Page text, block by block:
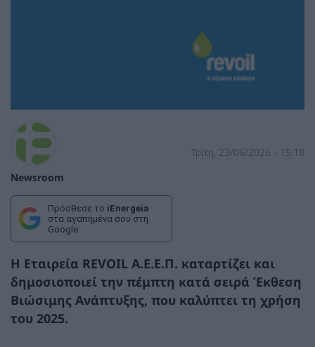
Newsroom
Τρίτη, 23/06/2026 - 15:18
Πρόσθεσε το iEnergeia
στα αγαπημένα σου στη
Google
Η Εταιρεία REVOIL Α.Ε.Ε.Π. καταρτίζει και
δημοσιοποιεί την πέμπτη κατά σειρά Έκθεση
Βιώσιμης Ανάπτυξης, που καλύπτει τη χρήση
του 2025.